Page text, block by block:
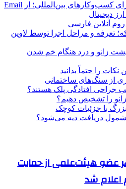
راهنمای انتخاب VPS برای کسب‌وکارهای بین‌المللی؛ از Email
آنلاین فارسی
تعرفه و مراحل اجرا توسط لاوین
پشت زانو و درد هنگام خم شدن
را حتماً بدانید
از سنگ‌های ساختمانی
جراحی افتادگی پلک هستند؟
را تشخیص دهیم؟
بزرگ با جزئیات کوچک
دریافت دیه می‌شود؟
هیئت‌علمی از حمایت
اعلام شد